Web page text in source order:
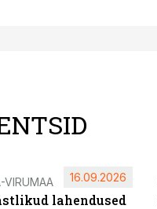
VIRUMAA
lahendused
16.09.2026